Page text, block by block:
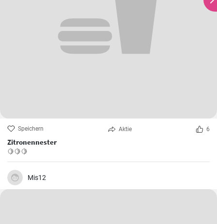
Speichern Aktie 6
Zitronennester
🍋🍋🍋
Mis12